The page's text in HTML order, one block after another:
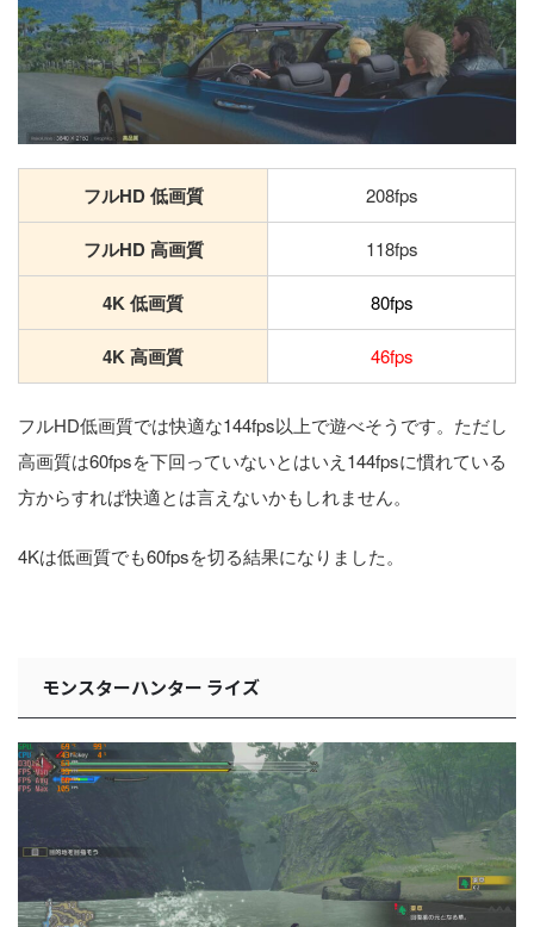
フルHD 低画質 208fps
フルHD 高画質 118fps
4K 低画質 80fps
4K 高画質 46fps
フルHD低画質では快適な144fps以上で遊べそうです。ただし
高画質は60fpsを下回っていないとはいえ144fpsに慣れている
方からすれば快適とは言えないかもしれません。
4Kは低画質でも60fpsを切る結果になりました。
モンスターハンター ライズ